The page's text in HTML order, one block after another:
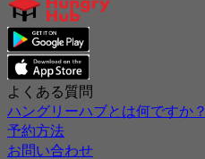
よくある質問
ハングリーハブとは何ですか？
予約方法
お問い合わせ